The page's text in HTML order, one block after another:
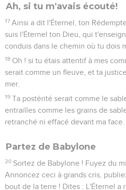
Ah, si tu m'avais écouté!
17 Ainsi a dit l'Éternel, ton
suis l'Éternel ton Dieu, qui
conduis dans le chemin où tu dois
18 Oh ! si tu étais attentif à mes
serait comme un fleuve, et ta
mer.
19 Ta postérité serait comme le
entrailles comme les grains de
retranché ni effacé devant ma face.
Partez de Babylone
20 Sortez de Babylone ! Fuyez du
Annoncez ceci à grands cris,
bout de la terre ! Dites : L'Éternel a